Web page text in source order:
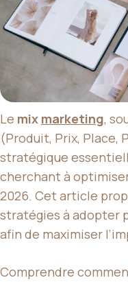
Le mix marketing,
(Produit, Prix, Place,
stratégique
cherchant à
2026. Cet article
stratégies à adopter
afin de maximiser
Comprendre